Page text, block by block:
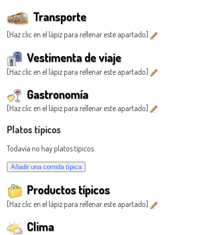
Transporte
[Haz clic en el lápiz para rellenar este apartado]
Vestimenta de viaje
[Haz clic en el lápiz para rellenar este apartado]
Gastronomía
[Haz clic en el lápiz para rellenar este apartado]
Platos típicos
Todavía no hay platos típicos.
Productos típicos
[Haz clic en el lápiz para rellenar este apartado]
Clima